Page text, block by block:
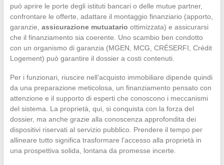
può aprire le porte degli istituti bancari o delle mutue partner,
confrontare le offerte, adattare il montaggio finanziario (apporto,
garanzie, assicurazione mutuatario ottimizzata) e assicurarsi
che il finanziamento sia coerente. Uno scambio ben condotto
con un organismo di garanzia (MGEN, MCG, CRÉSERFI, Crédit
Logement) può garantire il dossier a costi contenuti.
Per i funzionari, riuscire nell’acquisto immobiliare dipende quindi
da una preparazione meticolosa, un finanziamento pensato con
attenzione e il supporto di esperti che conoscono i meccanismi
del sistema. La proprietà, qui, si conquista con la forza del
dossier, ma anche grazie alla conoscenza approfondita dei
dispositivi riservati al servizio pubblico. Prendere il tempo per
allineare tutto significa trasformare l’accesso alla proprietà in
una prospettiva solida, lontana da promesse incerte.